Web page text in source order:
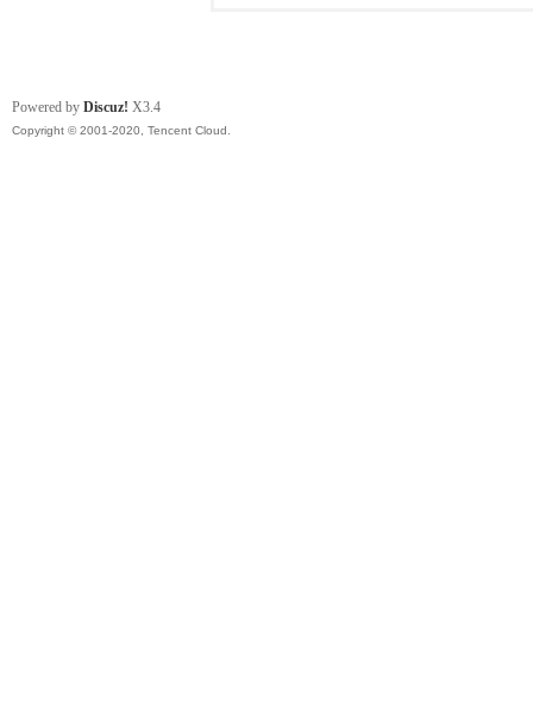
Powered by Discuz! X3.4
Copyright © 2001-2020, Tencent Cloud.